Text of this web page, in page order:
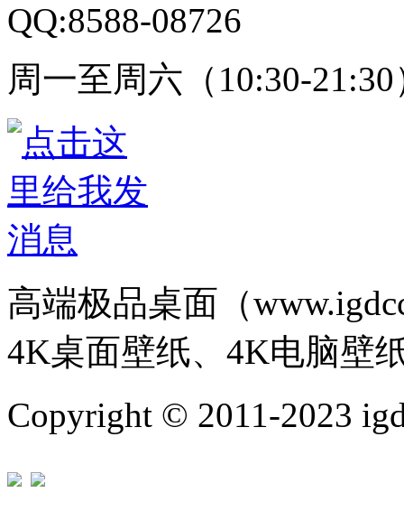
QQ:8588-08726
周一至周六（10:30-21:30
高端极品桌面（
4K桌面壁纸、4K电脑壁
Copyright © 2011-2023